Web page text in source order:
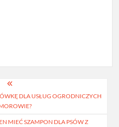
DLA USŁUG OGRODNICZYCH
MIEĆ SZAMPON DLA PSÓW Z